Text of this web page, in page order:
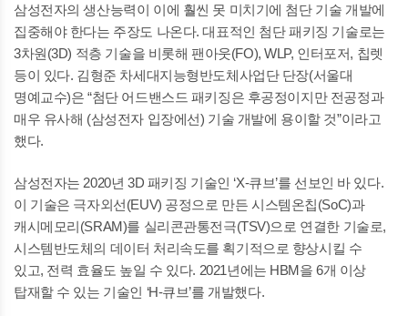
삼성전자의 생산능력이 이에 훨씬 못 미치기에 첨단 기술 개발에
집중해야 한다는 주장도 나온다. 대표적인 첨단 패키징 기술로는
3차원(3D) 적층 기술을 비롯해 팬아웃(FO), WLP, 인터포저, 칩렛
등이 있다. 김형준 차세대지능형반도체사업단 단장(서울대
명예교수)은 “첨단 어드밴스드 패키징은 후공정이지만 전공정과
매우 유사해 (삼성전자 입장에선) 기술 개발에 용이할 것”이라고
했다.
삼성전자는 2020년 3D 패키징 기술인 ‘X-큐브’를 선보인 바 있다.
이 기술은 극자외선(EUV) 공정으로 만든 시스템온칩(SoC)과
캐시메모리(SRAM)를 실리콘관통전극(TSV)으로 연결한 기술로,
시스템반도체의 데이터 처리속도를 획기적으로 향상시킬 수
있고, 전력 효율도 높일 수 있다. 2021년에는 HBM을 6개 이상
탑재할 수 있는 기술인 ‘H-큐브’를 개발했다.